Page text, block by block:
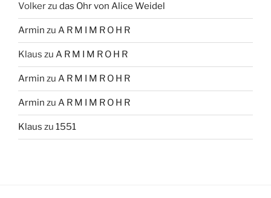
Volkerzu das Ohr von Alice Weidel
Armin zu A R M I M R O H R
Klaus zu A R M I M R O H R
Armin zu A R M I M R O H R
Armin zu A R M I M R O H R
Klaus zu 1551